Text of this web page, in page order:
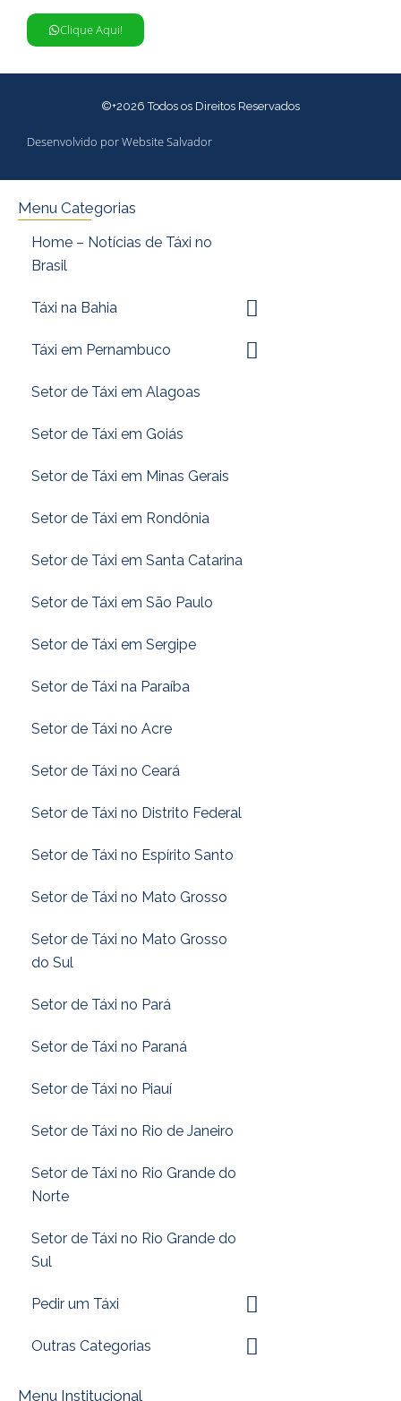
Clique Aqui!
©+2026 Todos os Direitos Reservados
Desenvolvido por Website Salvador
Menu Categorias
Home – Notícias de Táxi no
Brasil
Táxi na Bahia
Táxi em Pernambuco
Setor de Táxi em Alagoas
Setor de Táxi em Goiás
Setor de Táxi em Minas Gerais
Setor de Táxi em Rondônia
Setor de Táxi em Santa Catarina
Setor de Táxi em São Paulo
Setor de Táxi em Sergipe
Setor de Táxi na Paraíba
Setor de Táxi no Acre
Setor de Táxi no Ceará
Setor de Táxi no Distrito Federal
Setor de Táxi no Espírito Santo
Setor de Táxi no Mato Grosso
Setor de Táxi no Mato Grosso
do Sul
Setor de Táxi no Pará
Setor de Táxi no Paraná
Setor de Táxi no Piauí
Setor de Táxi no Rio de Janeiro
Setor de Táxi no Rio Grande do
Norte
Setor de Táxi no Rio Grande do
Sul
Pedir um Táxi
Outras Categorias
Menu Institucional